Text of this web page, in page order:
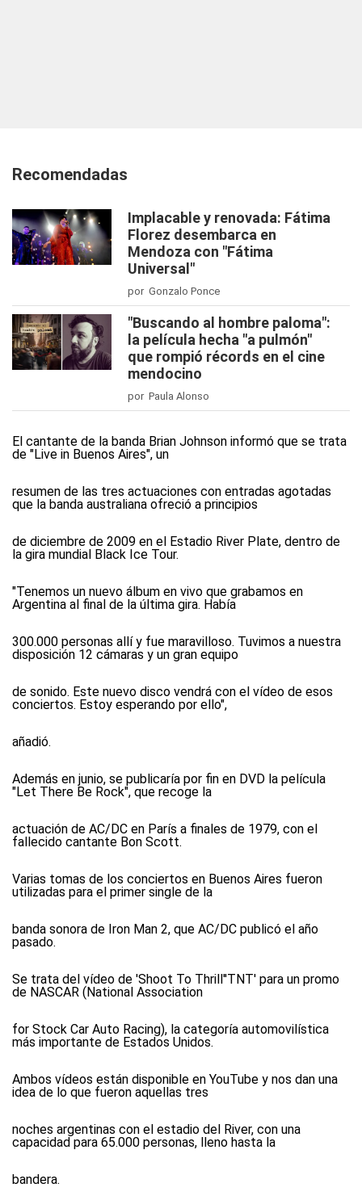
Recomendadas
Implacable y renovada: Fátima
Florez desembarca en
Mendoza con "Fátima
Universal"
por Gonzalo Ponce
"Buscando al hombre paloma":
la película hecha "a pulmón"
que rompió récords en el cine
mendocino
por Paula Alonso
El cantante de la banda Brian Johnson informó que se trata
de "Live in Buenos Aires", un
resumen de las tres actuaciones con entradas agotadas
que la banda australiana ofreció a principios
de diciembre de 2009 en el Estadio River Plate, dentro de
la gira mundial Black Ice Tour.
"Tenemos un nuevo álbum en vivo que grabamos en
Argentina al final de la última gira. Había
300.000 personas allí y fue maravilloso. Tuvimos a nuestra
disposición 12 cámaras y un gran equipo
de sonido. Este nuevo disco vendrá con el vídeo de esos
conciertos. Estoy esperando por ello",
añadió.
Además en junio, se publicaría por fin en DVD la película
"Let There Be Rock", que recoge la
actuación de AC/DC en París a finales de 1979, con el
fallecido cantante Bon Scott.
Varias tomas de los conciertos en Buenos Aires fueron
utilizadas para el primer single de la
banda sonora de Iron Man 2, que AC/DC publicó el año
pasado.
Se trata del vídeo de 'Shoot To Thrill''TNT' para un promo
de NASCAR (National Association
for Stock Car Auto Racing), la categoría automovilística
más importante de Estados Unidos.
Ambos vídeos están disponible en YouTube y nos dan una
idea de lo que fueron aquellas tres
noches argentinas con el estadio del River, con una
capacidad para 65.000 personas, lleno hasta la
bandera.